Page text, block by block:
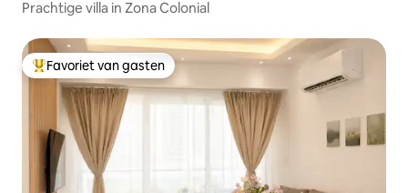
Prachtige villa in Zona Colonial
Topfavoriet van gasten
Favoriet van gasten